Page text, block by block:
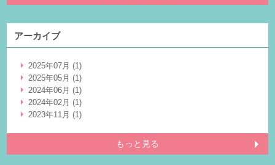
アーカイブ
2025年07月 (1)
2025年05月 (1)
2024年06月 (1)
2024年02月 (1)
2023年11月 (1)
もっと見る